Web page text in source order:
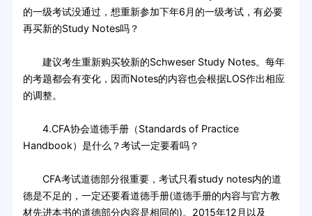
的一级考试没通过，想重新参加下年6月的一级考试，有必要
再买新的Study Notes吗？
建议考生重新购买较新的Schweser Study Notes。每年
的考题都会有变化，因而Notes的内容也会根据LOS作出相应
的调整。
4.CFA协会道德手册（Standards of Practice
Handbook）是什么？考试一定要看吗？
CFA考试道德部分很重要，考试只看study notes内的道
德是不足的，一定还要看道德手册(道德手册的内容与官方教
材先进本书的道德部分内容是相同的)。2015年12月以及